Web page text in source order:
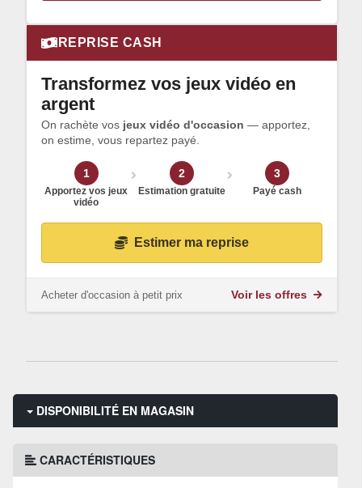
REPRISE CASH
Transformez vos jeux vidéo en
argent
On rachète vos jeux vidéo d'occasion — apportez,
on estime, vous repartez payé.
1
Apportez vos jeux
vidéo
2
Estimation gratuite
3
Payé cash
Estimer ma reprise
Acheter d'occasion à petit prix Voir les offres
DISPONIBILITÉ EN MAGASIN
CARACTÉRISTIQUES